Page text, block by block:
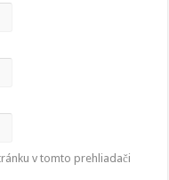
v tomto prehliadači